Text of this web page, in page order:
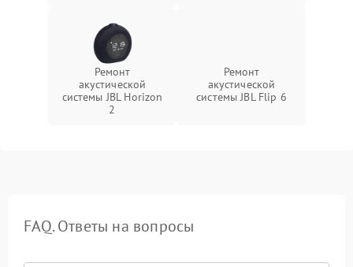
Ремонт
акустической
системы JBL Horizon
2
Ремонт
акустической
системы JBL Flip 6
FAQ. Ответы на вопросы